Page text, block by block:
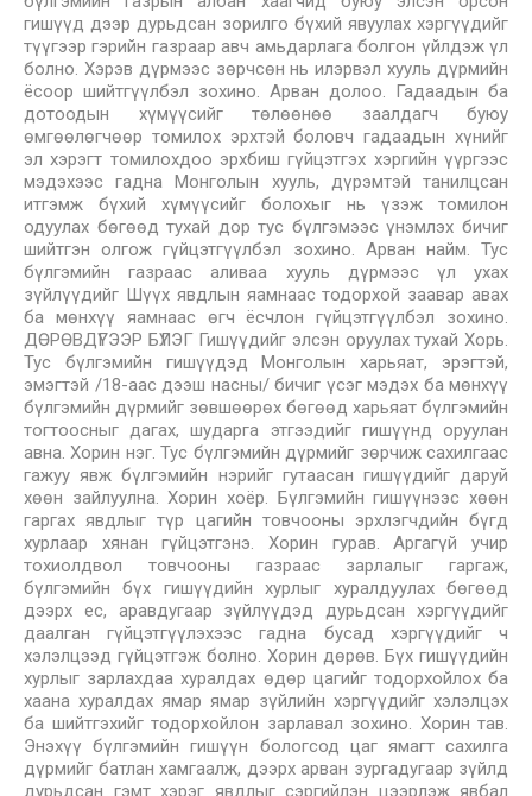
гишүүд дээр дурьдсан зорилго бүхий явуулах хэргүүдийг
түүгээр гэрийн газраар авч амьдарлага болгон үйлдэж үл
болно. Хэрэв дүрмээс зөрчсөн нь илэрвэл хууль дүрмийн
ёсоор шийтгүүлбэл зохино. Арван долоо. Гадаадын ба
дотоодын хүмүүсийг төлөөнөө заалдагч буюу
өмгөөлөгчөөр томилох эрхтэй боловч гадаадын хүнийг
эл хэрэгт томилохдоо эрхбиш гүйцэтгэх хэргийн үүргээс
мэдэхээс гадна Монголын хууль, дүрэмтэй танилцсан
итгэмж бүхий хүмүүсийг болохыг нь үзэж томилон
одуулах бөгөөд тухай дор тус бүлгэмээс үнэмлэх бичиг
шийтгэн олгож гүйцэтгүүлбэл зохино. Арван найм. Тус
бүлгэмийн газраас аливаа хууль дүрмээс үл ухах
зүйлүүдийг Шүүх явдлын яамнаас тодорхой заавар авах
ба мөнхүү яамнаас өгч ёсчлон гүйцэтгүүлбэл зохино.
ДӨРӨВДҮГЭЭР БҮЛЭГ Гишүүдийг элсэн оруулах тухай Хорь.
Тус бүлгэмийн гишүүдэд Монголын харьяат, эрэгтэй,
эмэгтэй /18-аас дээш насны/ бичиг үсэг мэдэх ба мөнхүү
бүлгэмийн дүрмийг зөвшөөрөх бөгөөд харьяат бүлгэмийн
тогтоосныг дагах, шударга этгээдийг гишүүнд оруулан
авна. Хорин нэг. Тус бүлгэмийн дүрмийг зөрчиж сахилгаас
гажуу явж бүлгэмийн нэрийг гутаасан гишүүдийг даруй
хөөн зайлуулна. Хорин хоёр. Бүлгэмийн гишүүнээс хөөн
гаргах явдлыг түр цагийн товчооны эрхлэгчдийн бүгд
хурлаар хянан гүйцэтгэнэ. Хорин гурав. Аргагүй учир
тохиолдвол товчооны газраас зарлалыг гаргаж,
бүлгэмийн бүх гишүүдийн хурлыг хуралдуулах бөгөөд
дээрх ес, аравдугаар зүйлүүдэд дурьдсан хэргүүдийг
даалган гүйцэтгүүлэхээс гадна бусад хэргүүдийг ч
хэлэлцээд гүйцэтгэж болно. Хорин дөрөв. Бүх гишүүдийн
хурлыг зарлахдаа хуралдах өдөр цагийг тодорхойлох ба
хаана хуралдах ямар ямар зүйлийн хэргүүдийг хэлэлцэх
ба шийтгэхийг тодорхойлон зарлавал зохино. Хорин тав.
Энэхүү бүлгэмийн гишүүн бологсод цаг ямагт сахилга
дүрмийг батлан хамгаалж, дээрх арван зургадугаар зүйлд
дурьдсан гэмт хэрэг явдлыг сэргийлэн цээрлэж явбал